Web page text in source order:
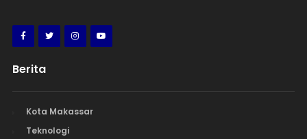
Berita
Kota Makassar
Teknologi